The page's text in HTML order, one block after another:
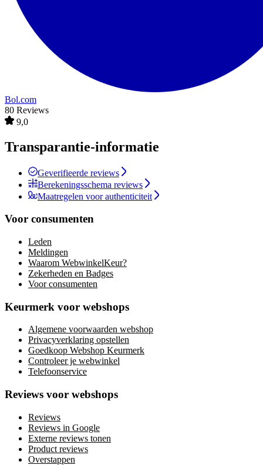
Bol.com
80 Reviews
9,0
Transparantie-informatie
Geverifieerde reviews
Berekeningsschema reviews
Maatregelen voor authenticiteit
Voor consumenten
Leden
Meldingen
Waarom WebwinkelKeur?
Zekerheden en Badges
Voor consumenten
Keurmerk voor webshops
Algemene voorwaarden webshop
Privacyverklaring opstellen
Goedkoop Webshop Keurmerk
Controleer je webwinkel
Telefoonservice
Reviews voor webshops
Reviews
Reviews in Google
Externe reviews tonen
Product reviews
Overstappen